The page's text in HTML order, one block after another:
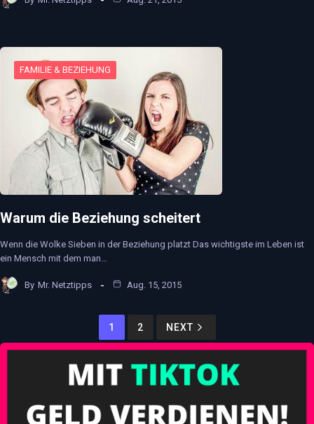
FAMILIE & BEZIEHUNG
Warum die Beziehung scheitert
Wenn die Wolke Sieben in der Beziehung platzt Das wichtigste im Leben ist
ein Mensch mit dem man…
By Mr. Netztipps Aug. 15, 2015
1 2 NEXT